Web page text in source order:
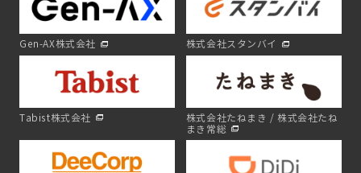
Gen-AX株式会社 株式会社スタンバイ
Tabist株式会社
株式会社たねまき / 株式会社たね
まき常総